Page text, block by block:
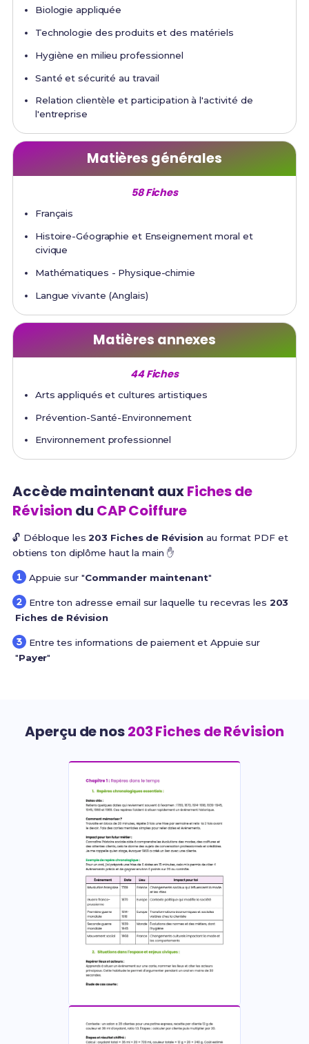
Biologie appliquée
Technologie des produits et des matériels
Hygiène en milieu professionnel
Santé et sécurité au travail
Relation clientèle et participation à l'activité de
l'entreprise
Matières générales
58 Fiches
Français
Histoire-Géographie et Enseignement moral et
civique
Mathématiques - Physique-chimie
Langue vivante (Anglais)
Matières annexes
44 Fiches
Arts appliqués et cultures artistiques
Prévention-Santé-Environnement
Environnement professionnel
Accède maintenant auxFiches de
Révision du CAP Coiffure
🔓 Débloque les203 Fiches de Révision au format PDF et
obtiens ton diplôme haut la main ✋
Appuie sur "Commander maintenant"
Entre ton adresse email sur laquelle tu recevras les 203
Fiches de Révision
Entre tes informations de paiement et Appuie sur
"Payer"
Aperçu de nos203 Fiches de Révision